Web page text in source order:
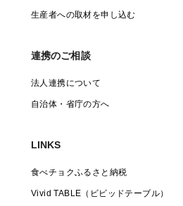
生産者への取材を申し込む
連携のご相談
法人連携について
自治体・省庁の方へ
LINKS
食べチョクふるさと納税
Vivid TABLE（ビビッドテーブル）